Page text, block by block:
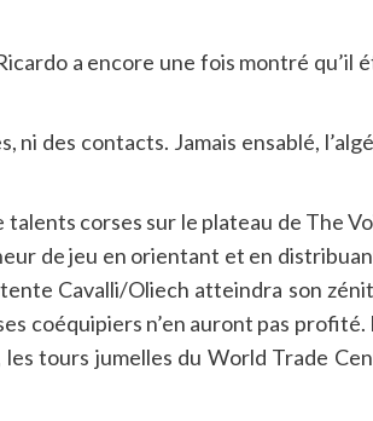
a encore une fois montré qu’il
ni des contacts. Jamais ensablé,
corses sur le plateau de The
de jeu en orientant et en
Cavalli/Oliech atteindra son
coéquipiers n’en auront pas
tours jumelles du World Trade